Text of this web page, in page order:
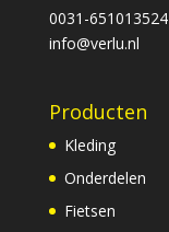
0031-651013524
info@verlu.nl
Producten
Kleding
Onderdelen
Fietsen